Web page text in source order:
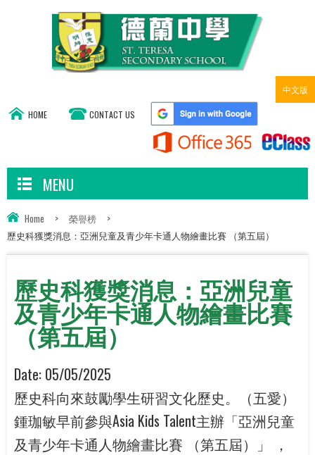
中文版
HOME CONTACT US
MENU
Home > 榮譽榜
>
歷史科獲獎消息：亞洲兒童及青少年卡通人物繪畫比賽 （第五屆）
歷史科獲獎消息：亞洲兒童
及青少年卡通人物繪畫比賽
（第五屆）
Date: 05/05/2025
歷史科向來鼓勵學生研習文化歷史。（五愛）
鍾珈敏早前參與Asia Kids Talent主辦「亞洲兒童
及青少年卡通人物繪畫比賽 （第五屆）」 ，